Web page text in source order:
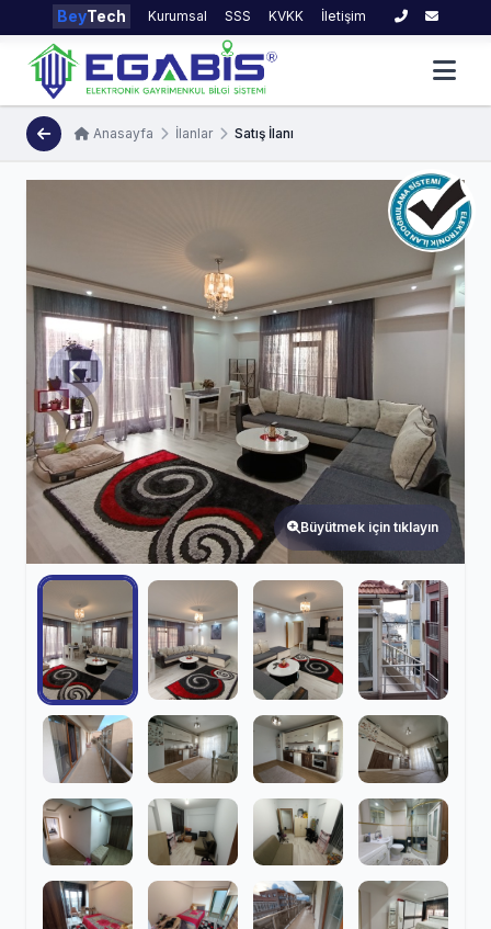
BeyTech Kurumsal SSS KVKK İletişim
Anasayfa İlanlar Satış İlanı
Büyütmek için tıklayın